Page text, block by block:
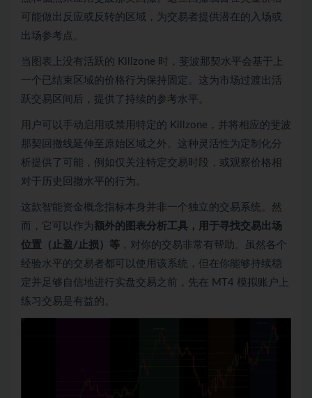
可能做出反应或反转的区域，为交易者提供潜在的入场或
出场参考点。
当图表上没有活跃的 Killzone 时，斐波那契水平会基于上
一个已结束区域的价格行为保持固定。这为市场过渡出活
跃交易区间后，提供了持续的参考水平。
用户可以手动启用或禁用特定的 Killzone，并将相应的斐波
那契回撤线延伸至原始区域之外。这种灵活性为定制化分
析提供了可能，例如仅关注特定交易时段，或观察价格相
对于历史回撤水平的行为。
这款智能资金概念指标本身并非一个独立的交易系统。然
而，它可以作为额外的图表分析工具，用于寻找交易出场
位置（止盈/止损）等 ，对你的交易非常有帮助。虽然各个
经验水平的交易者都可以使用该系统，但在你能够持续稳
定并足够自信地进行实盘交易之前，先在 MT4 模拟账户上
练习交易是有益的。